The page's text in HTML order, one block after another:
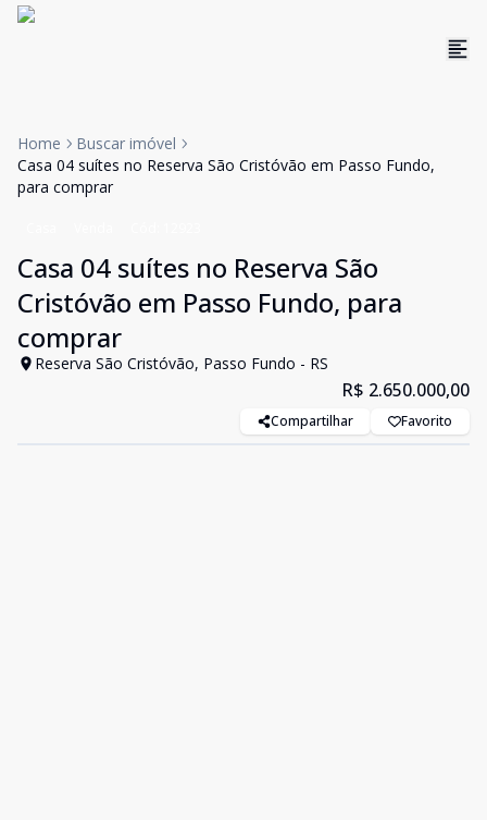
Home
Buscar imóvel
Casa 04 suítes no Reserva São Cristóvão em Passo Fundo,
para comprar
Casa 04 suítes no Reserva São
Cristóvão em Passo Fundo, para
comprar
Reserva São Cristóvão, Passo Fundo - RS
R$ 2.650.000,00
Compartilhar Favorito